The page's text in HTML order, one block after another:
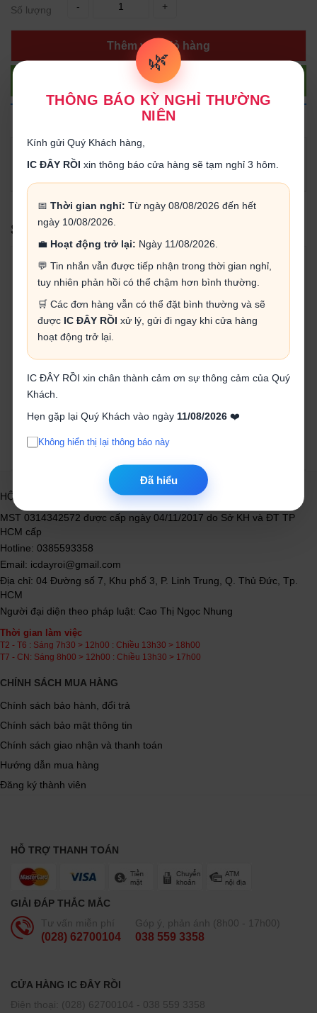
🌿
THÔNG BÁO KỲ NGHỈ THƯỜNG
NIÊN
Kính gửi Quý Khách hàng,
IC ĐÂY RỒI xin thông báo cửa hàng sẽ tạm nghỉ 3 hôm.
📅 Thời gian nghỉ: Từ ngày 08/08/2026 đến hết
ngày 10/08/2026.
💼 Hoạt động trở lại: Ngày 11/08/2026.
💬 Tin nhắn vẫn được tiếp nhận trong thời gian nghỉ,
tuy nhiên phản hồi có thể chậm hơn bình thường.
🛒 Các đơn hàng vẫn có thể đặt bình thường và sẽ
được IC ĐÂY RỒI xử lý, gửi đi ngay khi cửa hàng
hoạt động trở lại.
IC ĐÂY RỒI xin chân thành cảm ơn sự thông cảm của Quý
Khách.
Hẹn gặp lại Quý Khách vào ngày 11/08/2026❤️
Không hiển thị lại thông báo này
Đã hiểu
Số lượng
- +
Thêm vào giỏ hàng
Gọi điện
THÔNG TIN SẢN PHẨM
Tải datasheet
SẢN PHẨM LIÊN QUAN
FDN337N MOSFET N-CH
(UMW)
HỘ KINH DOANH LINH KIỆN ĐIỆN TỬ IC ĐÂY RỒI
MST 0314342572 được cấp ngày 04/11/2017 do Sở KH và ĐT TP
HCM cấp
Hotline: 0385593358
Email: icdayroi@gmail.com
Địa chỉ: 04 Đường số 7, Khu phố 3, P. Linh Trung, Q. Thủ Đức, Tp.
HCM
Người đại diện theo pháp luật: Cao Thị Ngọc Nhung
Thời gian làm việc
T2 - T6 : Sáng 7h30 > 12h00 : Chiều 13h30 > 18h00
T7 - CN: Sáng 8h00 > 12h00 : Chiều 13h30 > 17h00
CHÍNH SÁCH MUA HÀNG
Chính sách bảo hành, đổi trả
Chính sách bảo mật thông tin
Chính sách giao nhận và thanh toán
Hướng dẫn mua hàng
Đăng ký thành viên
HỖ TRỢ THANH TOÁN
GIẢI ĐÁP THẮC MẮC
Tư vấn miễn phí
(028) 62700104
Góp ý, phản ánh (8h00 - 17h00)
038 559 3358
CỬA HÀNG IC ĐÂY RỒI
Điện thoại: (028) 62700104 - 038 559 3358